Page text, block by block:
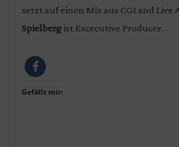
setzt auf einen Mix aus CGI and Live
Spielberg ist Excecutive Producer.
Gefällt mir: